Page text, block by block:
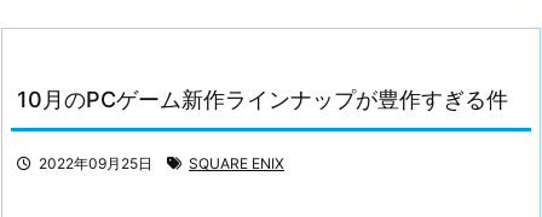
10月のPCゲーム新作ラインナップが豊作すぎる件
2022年09月25日 SQUARE ENIX